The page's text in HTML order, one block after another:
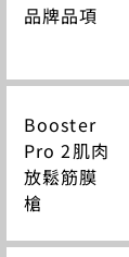
品牌品項
Booster
Pro 2肌肉
放鬆筋膜
槍